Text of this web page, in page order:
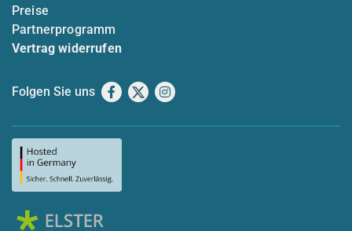
Preise
Partnerprogramm
Vertrag widerrufen
Folgen Sie uns Facebook
X Instagram